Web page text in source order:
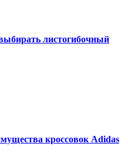
листогибочный
кроссовок Adidas